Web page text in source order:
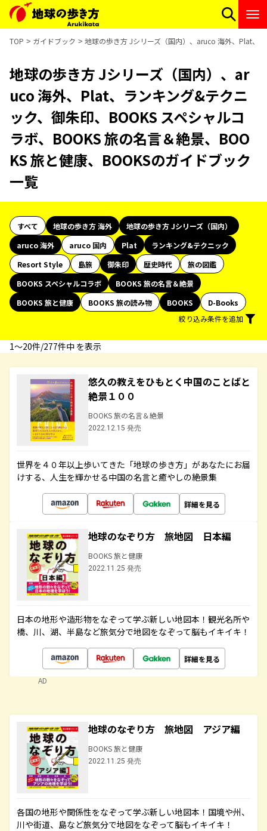
TOP ガイドブック 地球の歩き方 Jシリーズ（国内）、aruco 海外、Plat、
地球の歩き方 Jシリーズ（国内）、ar
uco 海外、Plat、ランキング&テクニ
ック、御朱印、BOOKS スペシャルコ
ラボ、BOOKS 旅の名言＆絶景、BOO
KS 旅と健康、BOOKSのガイドブック
一覧
すべて 地球の歩き方 海外
地球の歩き方 Jシリーズ（国内）
aruco 海外
aruco 国内 Plat
ランキング&テクニック
Resort Style
島旅 御朱印 歴史時代
旅の図鑑
BOOKS スペシャルコラボ
BOOKS 旅の名言＆絶景
BOOKS 旅と健康
BOOKS 旅の読み物 BOOKS
D-Books
絞り込み条件を追加
1〜20件/277件中 を表示
悠久の教えをひもとく中国のことばと
絶景１００
BOOKS 旅の名言＆絶景
2022.12.15 発売
世界を４０年以上歩いてきた「地球の歩き方」があなたにお届
けする、人生を輝かせる中国の名言と癒やしの絶景集
詳細を見る
地球のなぞり方 旅地図 日本編
BOOKS 旅と健康
2022.11.25 発売
日本の地形や造形物をなぞって学ぶ新しい地図本！観光名所や
橋、川、湖、半島など旅気分で地図をなぞって脳もイキイキ！
詳細を見る
AD
地球のなぞり方 旅地図 アジア編
BOOKS 旅と健康
2022.11.25 発売
各国の地形や関係性をなぞって学ぶ新しい地図本！国境や州、
川や街道、島など旅気分で地図をなぞって脳もイキイキ！